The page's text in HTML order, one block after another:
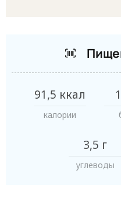
91,5 ккал
калории
3,5 г
углеводы